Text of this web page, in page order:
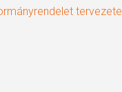
tervezete